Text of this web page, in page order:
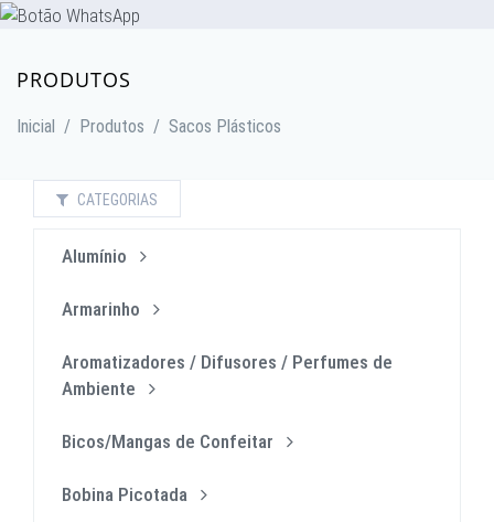
PRODUTOS
Inicial / Produtos / Sacos Plásticos
CATEGORIAS
Alumínio
Armarinho
Aromatizadores / Difusores / Perfumes de
Ambiente
Bicos/Mangas de Confeitar
Bobina Picotada